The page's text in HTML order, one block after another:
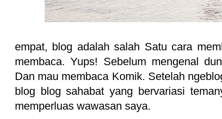
empat, blog adalah salah Satu cara
membaca. Yups! Sebelum mengenal
Dan mau membaca Komik. Setelah
blog blog sahabat yang bervariasi
memperluas wawasan saya.